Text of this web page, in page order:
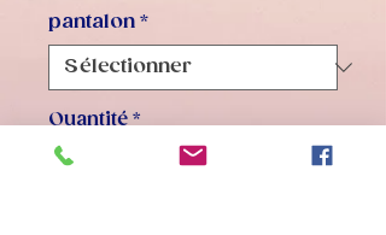
pantalon *
Quantité *